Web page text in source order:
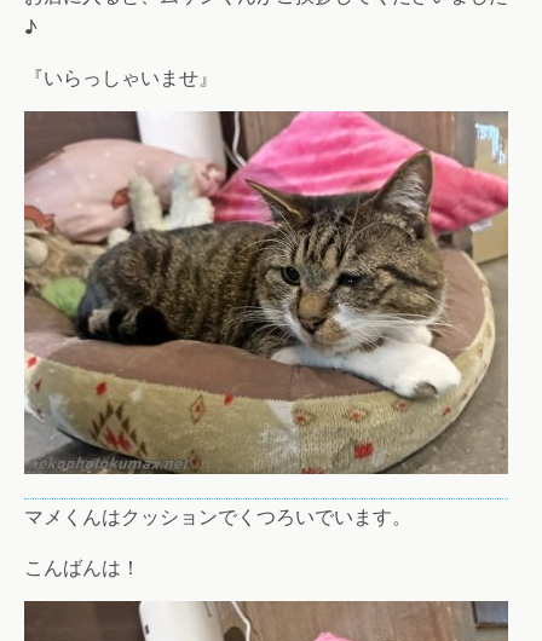
♪
『いらっしゃいませ』
マメくんはクッションでくつろいでいます。
こんばんは！